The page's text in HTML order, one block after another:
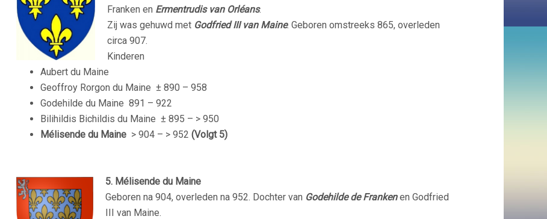
Franken en Ermentrudis van Orléans.
Zij was gehuwd met Godfried III van Maine. Geboren omstreeks 865, overleden
circa 907.
Kinderen
Aubert du Maine
Geoffroy Rorgon du Maine ± 890 – 958
Godehilde du Maine 891 – 922
Bilihildis Bichildis du Maine ± 895 – > 950
Mélisende du Maine > 904 – > 952 (Volgt 5)
5. Mélisende du Maine
Geboren na 904, overleden na 952. Dochter van Godehilde de Frankenen Godfried
III van Maine.